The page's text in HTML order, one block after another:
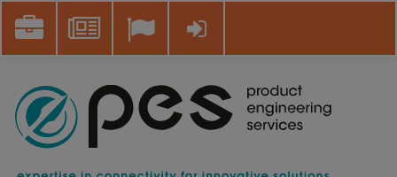
au
contenu
Career News Se connecter